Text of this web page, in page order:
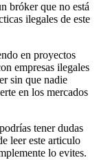
bróker que no está
ilegales de este
en proyectos
empresas ilegales
sin que nadie
en los mercados
tener dudas
leer este articulo
lo evites.